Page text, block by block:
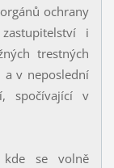
ochrany
i
trestných
a v neposlední
spočívající v
kde se volně